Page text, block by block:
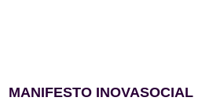
MANIFESTO INOVASOCIAL